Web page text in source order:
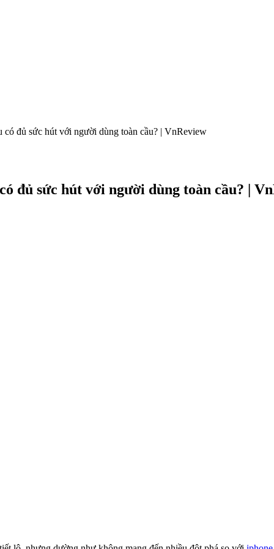
có đủ sức hút với người dùng toàn cầu? | VnReview
đủ sức hút với người dùng toàn cầu? |